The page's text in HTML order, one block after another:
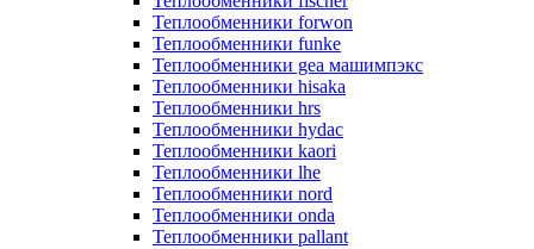
Теплообменники forwon
Теплообменники funke
Теплообменники gea машимпэкс
Теплообменники hisaka
Теплообменники hrs
Теплообменники hydac
Теплообменники kaori
Теплообменники lhe
Теплообменники nord
Теплообменники onda
Теплообменники pallant